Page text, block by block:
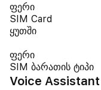
ფერი
SIM Card
ყუთში
ფერი
SIM ბარათის ტიპი
Voice Assistant